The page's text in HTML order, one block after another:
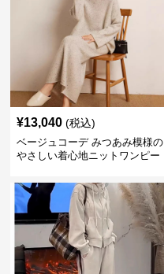
¥13,040 (税込)
ベージュコーデ みつあみ模様の
やさしい着心地ニットワンピー